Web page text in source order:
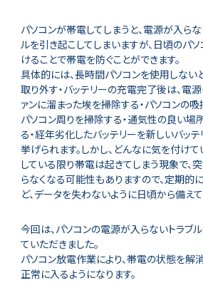
パソコンが帯電してしまうと、電源が入ら
ルを引き起こしてしまいますが、日頃のパ
けることで帯電を防ぐことができます。
具体的には、長時間パソコンを使用しない
取り外す・バッテリーの充電完了後は、電
ァンに溜まった埃を掃除する・パソコンの
パソコン周りを掃除する・通気性の良い場
る・経年劣化したバッテリーを新しいバッ
挙げられます。しかし、どんなに気を付け
している限り帯電は起きてしまう現象で、
らなくなる可能性もありますので、定期的
ど、データを失わないように日頃から備えて
今回は、パソコンの電源が入らないトラブ
ていただきました。
パソコン放電作業により、帯電の状態を解
正常に入るようになります。